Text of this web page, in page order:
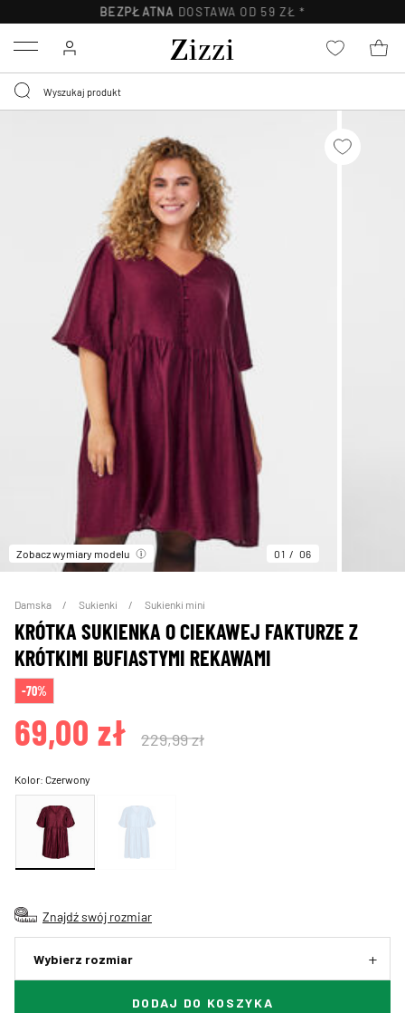
BEZPŁATNA DOSTAWA OD 59 ZŁ *
Menu
Zobacz wymiary modelu 01 06
Damska Sukienki Sukienki mini
KRÓTKA SUKIENKA O CIEKAWEJ FAKTURZE Z
KRÓTKIMI BUFIASTYMI REKAWAMI
-70%
69,00 zł 229,99 zł
Kolor:Czerwony
Znajdź swój rozmiar
Wybierz rozmiar
DODAJ DO KOSZYKA